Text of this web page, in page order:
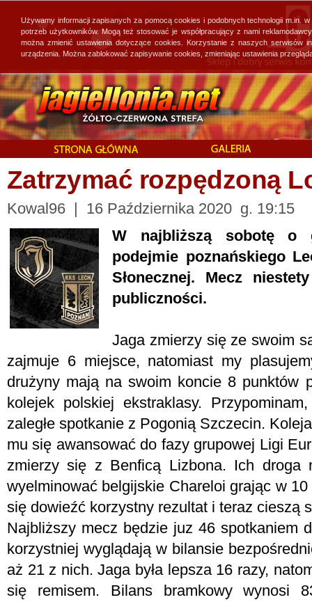
Zatrzymać rozpędzoną
Kowal96 | 16 Października 2020 g. 19:15
W najbliższą sobotę o
podejmie poznańskiego
Słonecznej. Mecz
publiczności.
Jaga zmierzy się ze swoim
zajmuje 6 miejsce, natomiast my
drużyny mają na swoim koncie 8 punktów
kolejek polskiej ekstraklasy.
zaległe spotkanie z Pogonią Szczecin.
mu się awansować do fazy grupowej Ligi
zmierzy się z Benficą Lizbona. Ich droga
wyelminować belgijskie Chareloi grając w
się dowieźć korzystny rezultat i teraz cieszą
Najbliższy mecz będzie juz 46 spotkaniem
korzystniej wyglądają w bilansie
aż 21 z nich. Jaga była lepsza 16 razy,
się remisem. Bilans bramkowy wynosi
Używamy informacji zapisanych za pomocą cookies i podobnych technologii
potrzeb użytkowników. Mogą też stosować je współpracujący z nami
można zmienić ustawienia dotyczące cookies. Korzystanie z naszych
urządzenia. Można zablokować zapisywanie cookies, zmieniając ustawienia